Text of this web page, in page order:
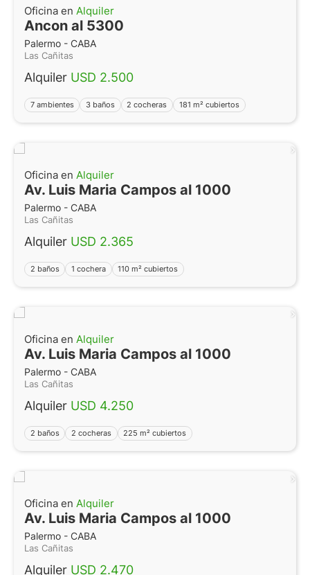
Oficina en Alquiler
Ancon al 5300
Palermo - CABA
Las Cañitas
Alquiler USD 2.500
7 ambientes 3 baños 2 cocheras 181 m² cubiertos
Oficina en Alquiler
Av. Luis Maria Campos al 1000
Palermo - CABA
Las Cañitas
Alquiler USD 2.365
2 baños 1 cochera 110 m² cubiertos
Oficina en Alquiler
Av. Luis Maria Campos al 1000
Palermo - CABA
Las Cañitas
Alquiler USD 4.250
2 baños 2 cocheras 225 m² cubiertos
Oficina en Alquiler
Av. Luis Maria Campos al 1000
Palermo - CABA
Las Cañitas
Alquiler USD 2.470